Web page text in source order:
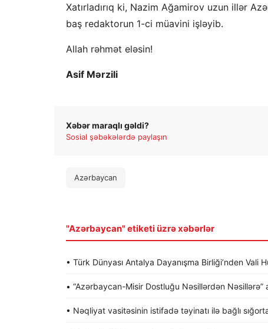
Xatırladırıq ki, Nazim Ağamirov uzun illər
baş redaktorun 1-ci müavini işləyib.
Allah rəhmət eləsin!
Asif Mərzili
Xəbər maraqlı gəldi?
Sosial şəbəkələrdə paylaşın
Azərbaycan
"Azərbaycan" etiketi üzrə xəbərlər
• Türk Dünyası Antalya Dayanışma Birliği’nden Vali
• “Azərbaycan-Misir Dostluğu Nəsillərdən Nəsillərə”
• Nəqliyat vasitəsinin istifadə təyinatı ilə bağlı